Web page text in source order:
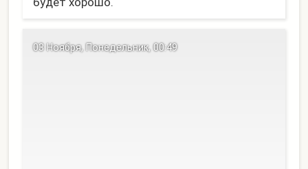
03 Ноября, Понедельник, 00:49